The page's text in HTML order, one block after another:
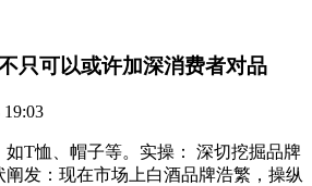
只可以或许加深消费者对品
T恤、帽子等。实操： 深切挖掘品牌
发：现在市场上白酒品牌浩繁，操纵